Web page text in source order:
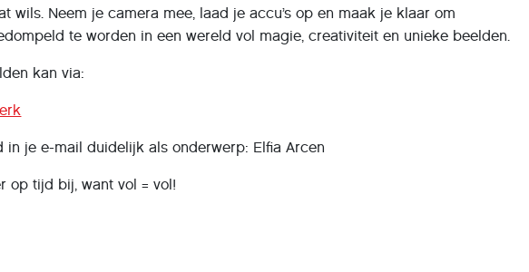
wils. Neem je camera mee, laad je accu’s op en maak je klaar om
te worden in een wereld vol magie, creativiteit en unieke beelden.
kan via:
in je e-mail duidelijk als onderwerp: Elfia Arcen
op tijd bij, want vol = vol!